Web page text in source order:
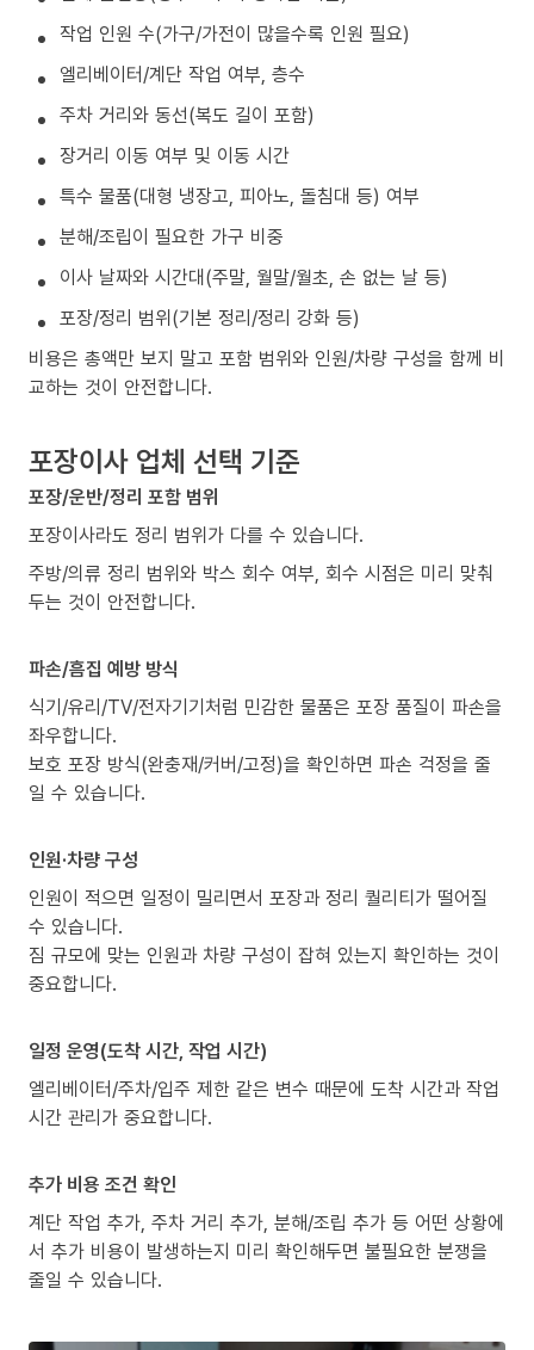
작업 인원 수(가구/가전이 많을수록 인원 필요)
엘리베이터/계단 작업 여부, 층수
주차 거리와 동선(복도 길이 포함)
장거리 이동 여부 및 이동 시간
특수 물품(대형 냉장고, 피아노, 돌침대 등) 여부
분해/조립이 필요한 가구 비중
이사 날짜와 시간대(주말, 월말/월초, 손 없는 날 등)
포장/정리 범위(기본 정리/정리 강화 등)
비용은 총액만 보지 말고 포함 범위와 인원/차량 구성을 함께 비
교하는 것이 안전합니다.
포장이사 업체 선택 기준
포장/운반/정리 포함 범위
포장이사라도 정리 범위가 다를 수 있습니다.
주방/의류 정리 범위와 박스 회수 여부, 회수 시점은 미리 맞춰
두는 것이 안전합니다.
파손/흠집 예방 방식
식기/유리/TV/전자기기처럼 민감한 물품은 포장 품질이 파손을
좌우합니다.
보호 포장 방식(완충재/커버/고정)을 확인하면 파손 걱정을 줄
일 수 있습니다.
인원·차량 구성
인원이 적으면 일정이 밀리면서 포장과 정리 퀄리티가 떨어질
수 있습니다.
짐 규모에 맞는 인원과 차량 구성이 잡혀 있는지 확인하는 것이
중요합니다.
일정 운영(도착 시간, 작업 시간)
엘리베이터/주차/입주 제한 같은 변수 때문에 도착 시간과 작업
시간 관리가 중요합니다.
추가 비용 조건 확인
계단 작업 추가, 주차 거리 추가, 분해/조립 추가 등 어떤 상황에
서 추가 비용이 발생하는지 미리 확인해두면 불필요한 분쟁을
줄일 수 있습니다.